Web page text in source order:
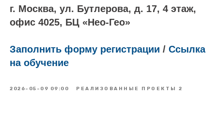
г. Москва, ул. Бутлерова, д. 17, 4 этаж,
офис 4025, БЦ «Нео-Гео»
Заполнить форму регистрации / Ссылка
на обучение
2026-05-09 09:00 РЕАЛИЗОВАННЫЕ ПРОЕКТЫ 2